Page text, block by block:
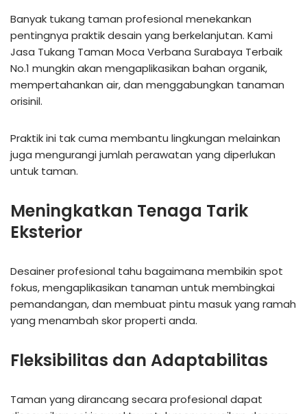
Banyak tukang taman profesional menekankan
pentingnya praktik desain yang berkelanjutan. Kami
Jasa Tukang Taman Moca Verbana Surabaya Terbaik
No.1 mungkin akan mengaplikasikan bahan organik,
mempertahankan air, dan menggabungkan tanaman
orisinil.
Praktik ini tak cuma membantu lingkungan melainkan
juga mengurangi jumlah perawatan yang diperlukan
untuk taman.
Meningkatkan Tenaga Tarik
Eksterior
Desainer profesional tahu bagaimana membikin spot
fokus, mengaplikasikan tanaman untuk membingkai
pemandangan, dan membuat pintu masuk yang ramah
yang menambah skor properti anda.
Fleksibilitas dan Adaptabilitas
Taman yang dirancang secara profesional dapat